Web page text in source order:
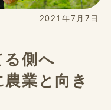
2021年7月7日
る側へ
業と向き